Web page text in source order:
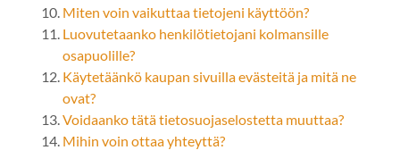
Miten voin vaikuttaa tietojeni käyttöön?
Luovutetaanko henkilötietojani kolmansille
osapuolille?
Käytetäänkö kaupan sivuilla evästeitä ja mitä ne
ovat?
Voidaanko tätä tietosuojaselostetta muuttaa?
Mihin voin ottaa yhteyttä?